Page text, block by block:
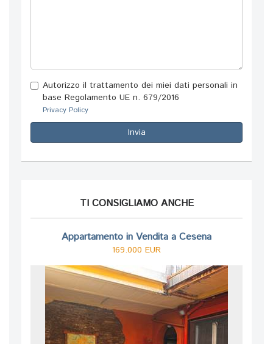
Autorizzo il trattamento dei miei dati personali in
base Regolamento UE n. 679/2016
Privacy Policy
Invia
TI CONSIGLIAMO ANCHE
Appartamento in Vendita a Cesena
169.000 EUR